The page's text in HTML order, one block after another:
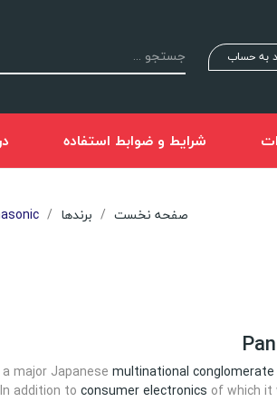
به حساب
شرایط و ضوابط استفاده
صفحه نخست برندها
major Japanesemultinational
addition to consumer electronics of which